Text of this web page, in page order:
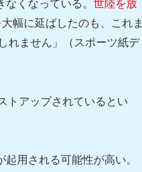
なくなっている。世陸を放
幅に延ばしたのも、これま
れません」（スポーツ紙デ
トアップされているとい
用される可能性が高い。